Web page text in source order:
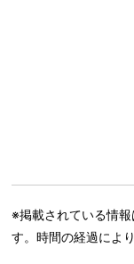
※掲載されている情
す。時間の経過によ